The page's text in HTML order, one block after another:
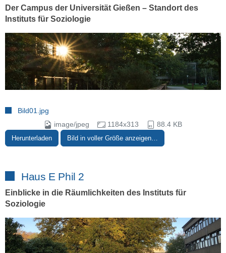
Der Campus der Universität Gießen – Standort des
Instituts für Soziologie
Bild01.jpg
image/jpeg
1184x313 88.4 KB
Herunterladen Bild in voller Größe anzeigen…
Haus E Phil 2
Einblicke in die Räumlichkeiten des Instituts für
Soziologie